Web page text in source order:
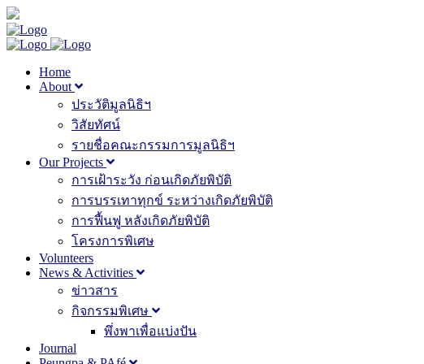
Home
About
ประวัติมูลนิธิฯ
วิสัยทัศน์
รายชื่อคณะกรรมการมูลนิธิฯ
Our Projects
การเฝ้าระวัง ก่อนเกิดภัยพิบัติ
การบรรเทาทุกข์ ระหว่างเกิดภัยพิบัติ
การฟื้นฟู หลังเกิดภัยพิบัติ
โครงการพิเศษ
Volunteers
News & Activities
ข่าวสาร
กิจกรรมพิเศษ
พึ่งพาเพื่อแบ่งปัน
Journal